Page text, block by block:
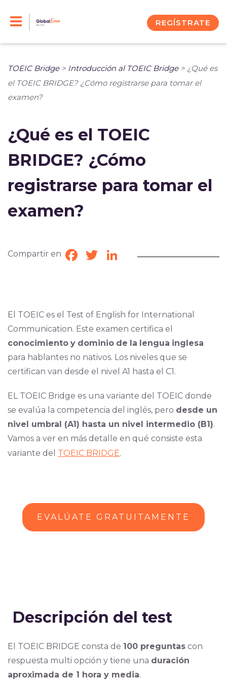
REGÍSTRATE
TOEIC Bridge> Introducción al TOEIC Bridge> ¿Qué es
el TOEIC BRIDGE? ¿Cómo registrarse para tomar el
examen?
¿Qué es el TOEIC
BRIDGE? ¿Cómo
registrarse para tomar el
examen?
Compartir en Facebook
TwitterLinkedIn
El TOEIC es el Test of English for International
Communication. Este examen certifica el
conocimiento y dominio de la lengua inglesa
para hablantes no nativos. Los niveles que se
certifican van desde el nivel A1 hasta el C1.
EL TOEIC Bridge es una variante del TOEIC donde
se evalúa la competencia del inglés, pero desde un
nivel umbral (A1) hasta un nivel intermedio (B1).
Vamos a ver en más detalle en qué consiste esta
variante del TOEIC BRIDGE.
EVALÚATE GRATUITAMENTE
Descripción del test
El TOEIC BRIDGE consta de 100 preguntas con
respuesta multi opción y tiene una duración
aproximada de 1 hora y media.